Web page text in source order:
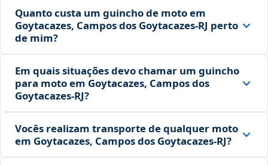
Quanto custa um guincho de moto em
Goytacazes, Campos dos Goytacazes‑RJ perto
de mim?
Em quais situações devo chamar um guincho
para moto em Goytacazes, Campos dos
Goytacazes‑RJ?
Vocês realizam transporte de qualquer moto
em Goytacazes, Campos dos Goytacazes‑RJ?